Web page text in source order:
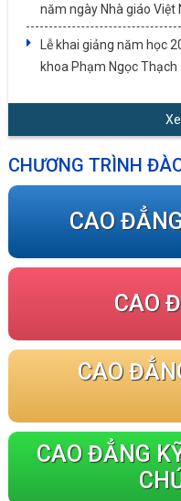
năm ngày Nhà giáo
Lễ khai giảng năm học
khoa Phạm Ngọc Thạch
CHƯƠNG TRÌNH
CAO
CAO
CAO
CAO ĐẲNG